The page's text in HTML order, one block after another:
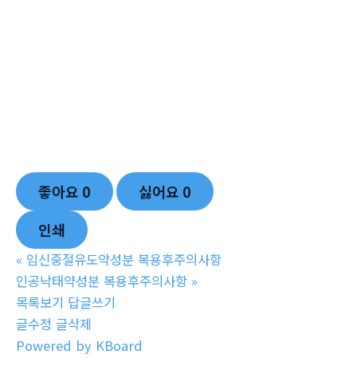
좋아요 0 싫어요 0
인쇄
« 임신중절유도약성분 복용후주의사항
인공낙태약성분 복용후주의사항 »
목록보기 답글쓰기
글수정 글삭제
Powered by KBoard